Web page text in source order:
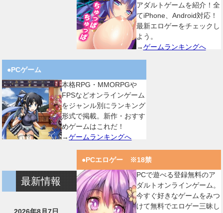
アダルトゲームを紹介！全
てiPhone、Android対応！
最新エロゲーをチェックし
よう。
→ゲームランキングへ
●PCゲーム
本格RPG・MMORPGや
FPSなどオンラインゲーム
をジャンル別にランキング
形式で掲載。新作・おすす
めゲームはこれだ！
→ゲームランキングへ
●PCエロゲー ※18禁
PCで遊べる登録無料のア
ダルトオンラインゲーム。
今すぐ好きなゲームをみつ
けて無料でエロゲー三昧し
最新情報
2026年8月7日